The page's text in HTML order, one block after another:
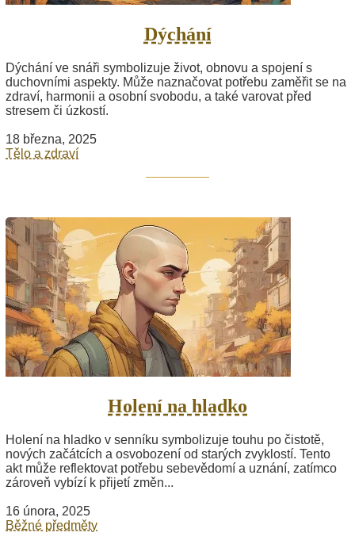
Dýchání
Dýchání ve snáři symbolizuje život, obnovu a spojení s
duchovními aspekty. Může naznačovat potřebu zaměřit se na
zdraví, harmonii a osobní svobodu, a také varovat před
stresem či úzkostí.
18 března, 2025
Tělo a zdraví
Holení na hladko
Holení na hladko v senníku symbolizuje touhu po čistotě,
nových začátcích a osvobození od starých zvyklostí. Tento
akt může reflektovat potřebu sebevědomí a uznání, zatímco
zároveň vybízí k přijetí změn...
16 února, 2025
Běžné předměty